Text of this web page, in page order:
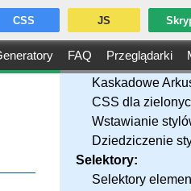
FAQ Przeglądarki
CSS
Kaskadowe
CSS dla
Wstawianie
Dziedziczenie
Selektory:
Selektory
JS